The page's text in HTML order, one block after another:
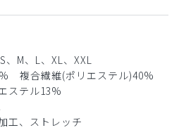
、M、L、XL、XXL
複合繊維(ポリエステル)40%
ステル13%
工、ストレッチ